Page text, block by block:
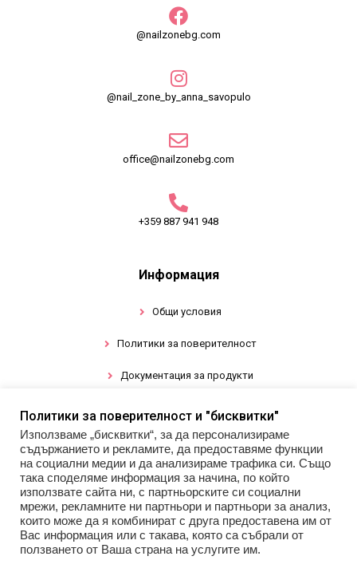
@nailzonebg.com
@nail_zone_by_anna_savopulo
office@nailzonebg.com
+359 887 941 948
Информация
Общи условия
Политики за поверителност
Документация за продукти
Промоции
Гел лак
Инструменти
Декорации за нокти
Политики за поверителност и "бисквитки"
Използваме „бисквитки“, за да персонализираме
съдържанието и рекламите, да предоставяме функции
на социални медии и да анализираме трафика си. Също
така споделяме информация за начина, по който
използвате сайта ни, с партньорските си социални
мрежи, рекламните ни партньори и партньори за анализ,
които може да я комбинират с друга предоставена им от
Вас информация или с такава, която са събрали от
ползването от Ваша страна на услугите им.